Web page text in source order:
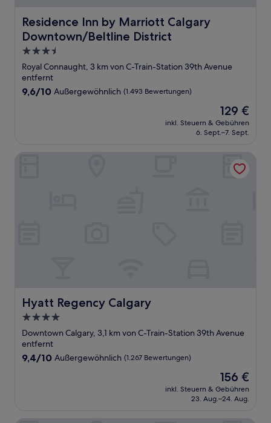
Residence Inn by Marriott Calgary
Downtown/Beltline District
Residence Inn by Marriott Calgary Downtown/Beltline
3.5-
Sterne-
Unterkunft
Royal Connaught, 3 km von C-Train-Station 39th Avenue
entfernt
9.6
9,6/10 Außergewöhnlich (1.493 Bewertungen)
Der
Preis
beträgt
129 €
inkl. Steuern & Gebühren
6. Sept.–7. Sept.
Hyatt Regency Calgary
Hyatt Regency Calgary
4.0-
Sterne-
Unterkunft
Downtown Calgary, 3,1 km von C-Train-Station 39th Avenue
entfernt
9.4
9,4/10 Außergewöhnlich (1.267 Bewertungen)
Der
Preis
beträgt
156 €
inkl. Steuern & Gebühren
23. Aug.–24. Aug.